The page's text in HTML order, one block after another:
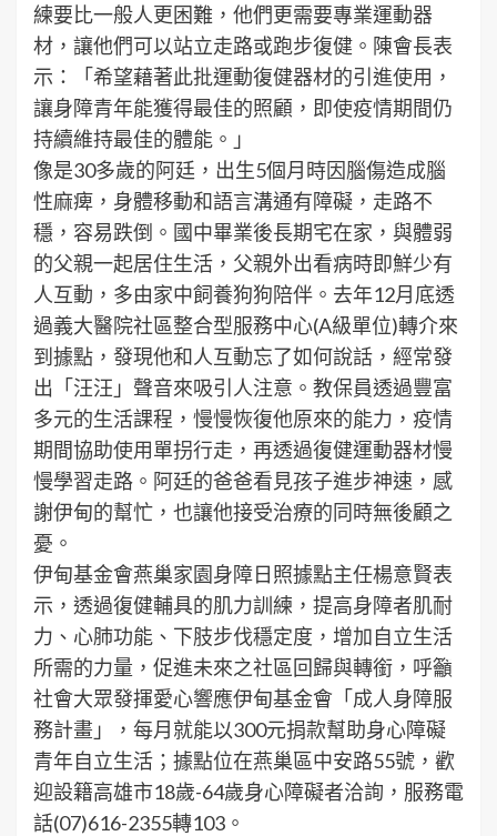
練要比一般人更困難，他們更需要專業運動器
材，讓他們可以站立走路或跑步復健。陳會長表
示：「希望藉著此批運動復健器材的引進使用，
讓身障青年能獲得最佳的照顧，即使疫情期間仍
持續維持最佳的體能。」
像是30多歲的阿廷，出生5個月時因腦傷造成腦
性麻痺，身體移動和語言溝通有障礙，走路不
穩，容易跌倒。國中畢業後長期宅在家，與體弱
的父親一起居住生活，父親外出看病時即鮮少有
人互動，多由家中飼養狗狗陪伴。去年12月底透
過義大醫院社區整合型服務中心(A級單位)轉介來
到據點，發現他和人互動忘了如何說話，經常發
出「汪汪」聲音來吸引人注意。教保員透過豐富
多元的生活課程，慢慢恢復他原來的能力，疫情
期間協助使用單拐行走，再透過復健運動器材慢
慢學習走路。阿廷的爸爸看見孩子進步神速，感
謝伊甸的幫忙，也讓他接受治療的同時無後顧之
憂。
伊甸基金會燕巢家園身障日照據點主任楊意賢表
示，透過復健輔具的肌力訓練，提高身障者肌耐
力、心肺功能、下肢步伐穩定度，增加自立生活
所需的力量，促進未來之社區回歸與轉銜，呼籲
社會大眾發揮愛心響應伊甸基金會「成人身障服
務計畫」，每月就能以300元捐款幫助身心障礙
青年自立生活；據點位在燕巢區中安路55號，歡
迎設籍高雄市18歲-64歲身心障礙者洽詢，服務電
話(07)616-2355轉103。